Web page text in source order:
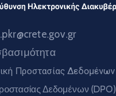
Προστασίας Δεδομένων
Δεδομένων (DPO)